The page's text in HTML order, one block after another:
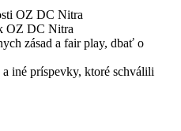
OZ DC Nitra
OZ DC Nitra
zásad a fair play, dbať o
iné príspevky, ktoré schválili